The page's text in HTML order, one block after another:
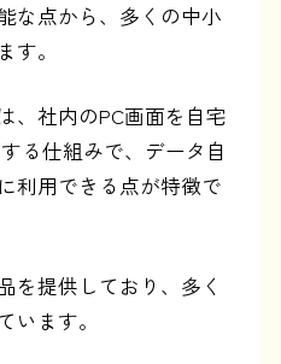
な点から、多くの中小
す。
、社内のPC画面を自宅
る仕組みで、データ自
利用できる点が特徴で
を提供しており、多く
います。